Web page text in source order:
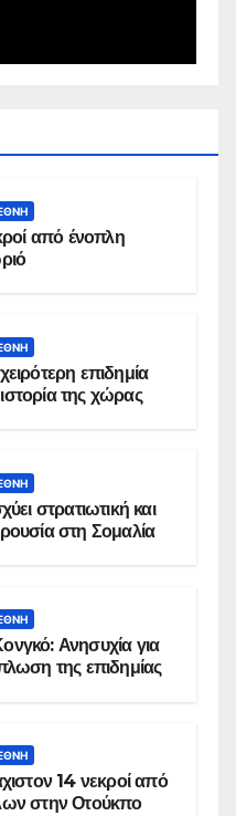
από ένοπλη
επιδημία
της χώρας
στρατιωτική και
στη Σομαλία
Ανησυχία για
της επιδημίας
14 νεκροί από
στην Οτούκπο